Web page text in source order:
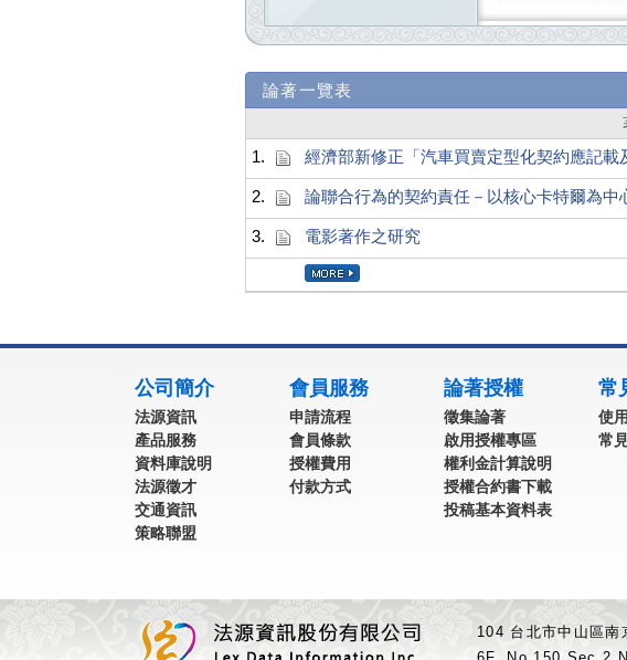
論著一覽表
1.
經濟部新修正「汽車買賣定型化契約應記
2. 論聯合行為的契約責任－以核心卡特爾為
3. 電影著作之研究
公司簡介
法源資訊
產品服務
資料庫說明
法源徵才
交通資訊
策略聯盟
會員服務
申請流程
會員條款
授權費用
付款方式
論著授權
徵集論著
啟用授權專區
權利金計算說明
授權合約書下載
投稿基本資料表
常
使
常
104 台北市中山區